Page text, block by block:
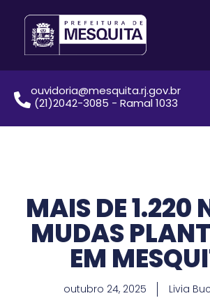
ouvidoria@mesquita.rj.gov.br
(21)2042-3085 - Ramal 1033
MAIS DE 1.220
MUDAS
EM
outubro 24, 2025 Livia